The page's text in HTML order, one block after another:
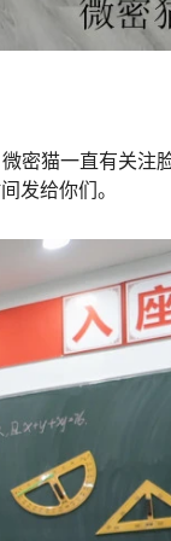
密猫一直有关注
发给你们。